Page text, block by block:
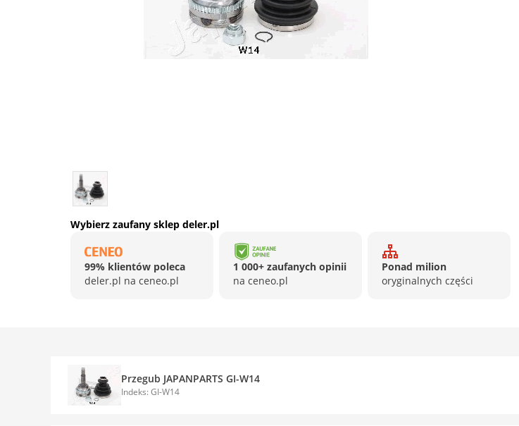
Wybierz zaufany sklep deler.pl
99% klientów poleca
deler.pl na ceneo.pl
1 000+ zaufanych opinii
na ceneo.pl
Ponad milion
oryginalnych części
Przegub JAPANPARTS GI-W14
Indeks: GI-W14